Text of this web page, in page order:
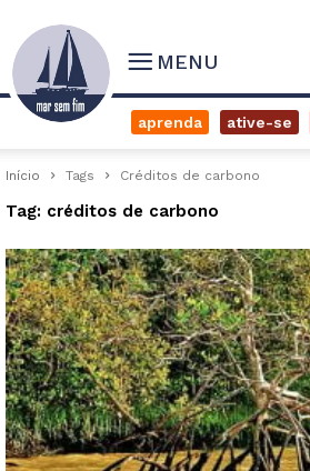
MENU
aprenda ative-se
Início Tags Créditos de carbono
Tag: créditos de carbono